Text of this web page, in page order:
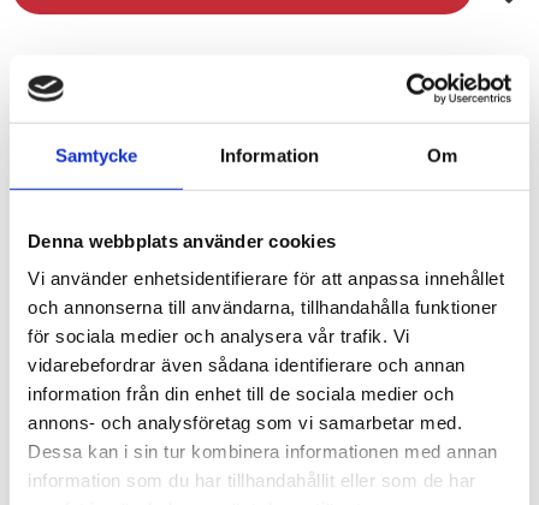
Samtycke Information Om
Denna webbplats använder cookies
Vi använder enhetsidentifierare för att anpassa innehållet
och annonserna till användarna, tillhandahålla funktioner
för sociala medier och analysera vår trafik. Vi
vidarebefordrar även sådana identifierare och annan
information från din enhet till de sociala medier och
annons- och analysföretag som vi samarbetar med.
Dessa kan i sin tur kombinera informationen med annan
information som du har tillhandahållit eller som de har
Lagerstatus I lager
snabbare kunna återspola. Linan är 30 m lång.
Vikt: 275 g
RELATERADE PRODUKTER